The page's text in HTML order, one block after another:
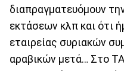
διαπραγματευόμουν
εκτάσεων κλπ και ότι
εταιρείας συριακών
αραβικών μετά… Στο